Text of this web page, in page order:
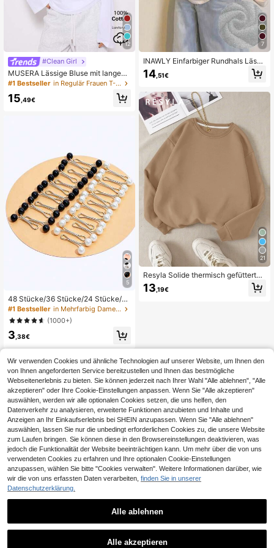
12
#Clean Girl
MUSERA Lässige Bluse mit langen
Ärmeln, Lässig Capsule Garderobe,
Alltags Oversized Shirts, Elegant für
Flughafen, Urlaub, Frühling Sommer
#1 Bestseller in Regulär Frauen T-Shirts
15 ,49€
5
48 Stücke/36 Stücke/24 Stücke/12
Stücke Damen-Broschen, U-förmig
e Kopftuch-Clips für Hochzeitskleid
-Dekoration, Nadeln, Knöpfe, Schal
-Clips, Schal-Broschen, tägliche G
eschenk-Accessoires
#1 Bestseller
in Mehrfarbig Damen Schals & Accessoires
(1000+)
3 ,38€
7
INAWLY Einfarbiger Rundhals Lässi
g vielseitiger Langarm Pullover Swe
atshirt
14 ,51€
21
Resyla Solide thermisch gefütterte
Sweatshirts, Langarm Oberteile für
Abschluss, Schulanfang, Abschluss,
13 ,19€
Ähnliche vorrätige Artikel anzeigen Alle ansehen
Wir verwenden Cookies und ähnliche Technologien auf unserer Website, um Ihnen den
von Ihnen angeforderten Service bereitzustellen und Ihnen das bestmögliche
Webseitenerlebnis zu bieten. Sie können jederzeit nach Ihrer Wahl "Alle ablehnen", "Alle
akzeptieren" oder Ihre Cookie-Einstellungen anpassen. Wenn Sie "Alle akzeptieren"
auswählen, werden wir alle optionalen Cookies setzen, die uns helfen, den
Datenverkehr zu analysieren, erweiterte Funktionen anzubieten und Inhalte und
Anzeigen an Ihr Einkaufserlebnis bei SHEIN anzupassen. Wenn Sie "Alle ablehnen"
auswählen, lassen Sie nur die unbedingt erforderlichen Cookies zu, die unsere Website
zum Laufen bringen. Sie können diese in den Browsereinstellungen deaktivieren, was
jedoch die Funktionalität der Website beeinträchtigen kann. Um mehr über die von uns
verwendeten Cookies zu erfahren und Ihre optionalen Cookie-Einstellungen
anzupassen, wählen Sie bitte "Cookies verwalten". Weitere Informationen darüber, wie
wir die von uns erfassten Daten verarbeiten, finden Sie in unserer
Datenschutzerklärung.
Alle ablehnen
Alle akzeptieren